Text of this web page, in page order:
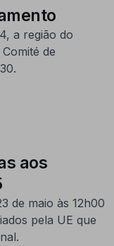
a região do
de
aos
de maio às 12h00
pela UE que